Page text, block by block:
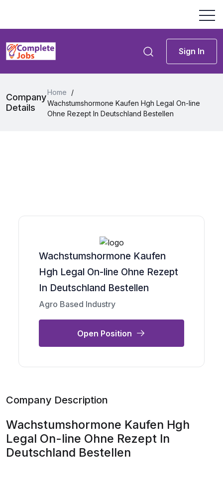
Sign In
Company
Details
Home
/
Wachstumshormone Kaufen Hgh Legal On-line
Ohne Rezept In Deutschland Bestellen
Wachstumshormone Kaufen
Hgh Legal On-line Ohne Rezept
In Deutschland Bestellen
Agro Based Industry
Open Position
Company Description
Wachstumshormone Kaufen Hgh
Legal On-line Ohne Rezept In
Deutschland Bestellen